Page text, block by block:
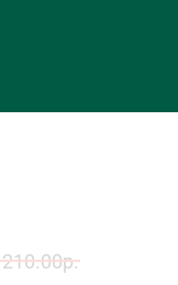
210.00р.